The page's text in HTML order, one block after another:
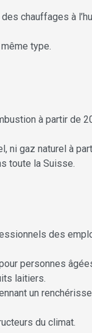
chauffages à
type.
à partir de
ni gaz naturel à
toute la Suisse.
des
personnes
laitiers.
un
du climat.